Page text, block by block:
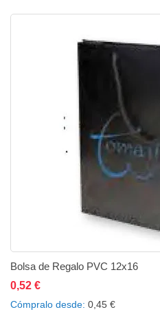
Bolsa de Regalo PVC 12x16
0,52 €
Cómpralo desde 0,45 €